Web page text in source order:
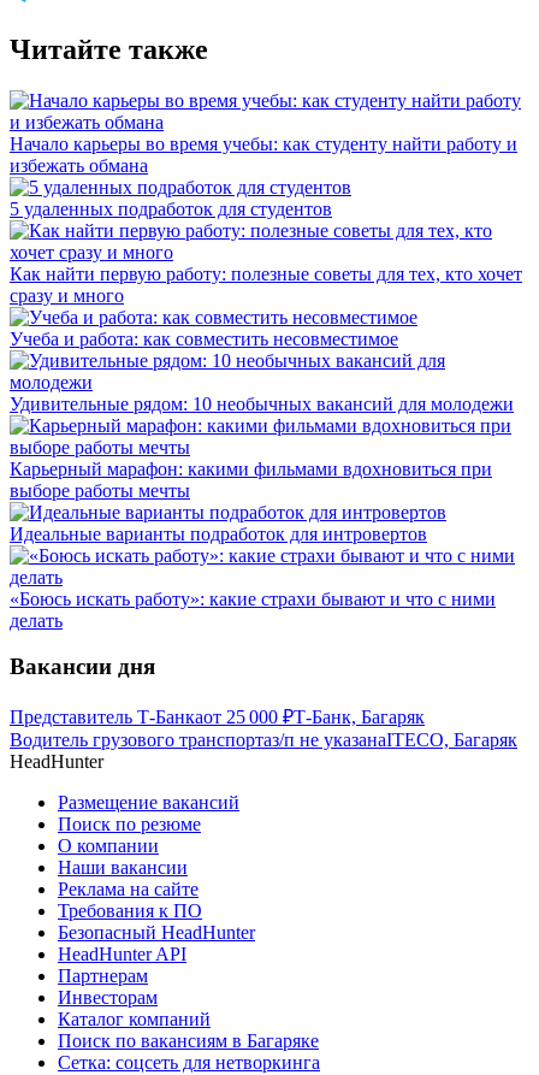
Читайте также
Начало карьеры во время учебы: как студенту найти работу и
избежать обмана
5 удаленных подработок для студентов
Как найти первую работу: полезные советы для тех, кто хочет
сразу и много
Учеба и работа: как совместить несовместимое
Удивительные рядом: 10 необычных вакансий для молодежи
Карьерный марафон: какими фильмами вдохновиться при
выборе работы мечты
Идеальные варианты подработок для интровертов
«Боюсь искать работу»: какие страхи бывают и что с ними
делать
Вакансии дня
Представитель Т-Банкаот 25 000 ₽Т-Банк, Багаряк
Водитель грузового транспортаз/п не указанаITECO, Багаряк
HeadHunter
Размещение вакансий
Поиск по резюме
О компании
Наши вакансии
Реклама на сайте
Требования к ПО
Безопасный HeadHunter
HeadHunter API
Партнерам
Инвесторам
Каталог компаний
Поиск по вакансиям в Багаряке
Сетка: соцсеть для нетворкинга